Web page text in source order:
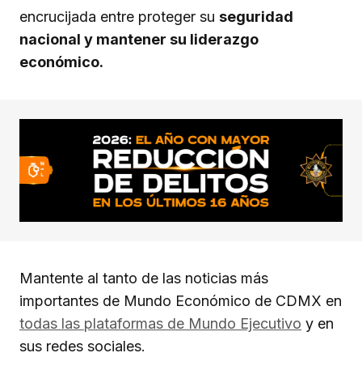
encrucijada entre proteger su seguridad
nacional y mantener su liderazgo
económico.
Mantente al tanto de las noticias más
importantes de Mundo Económico de CDMX en
todas las plataformas de Mundo Ejecutivo y en
sus redes sociales.